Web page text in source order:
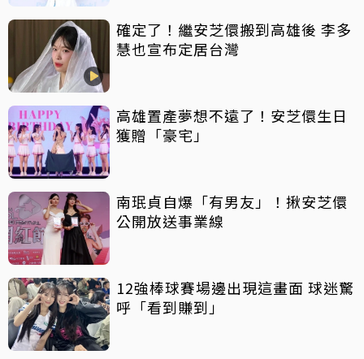
確定了！繼安芝儇搬到高雄後 李多
慧也宣布定居台灣
高雄置產夢想不遠了！安芝儇生日
獲贈「豪宅」
南珉貞自爆「有男友」！揪安芝儇
公開放送事業線
12強棒球賽場邊出現這畫面 球迷驚
呼「看到賺到」